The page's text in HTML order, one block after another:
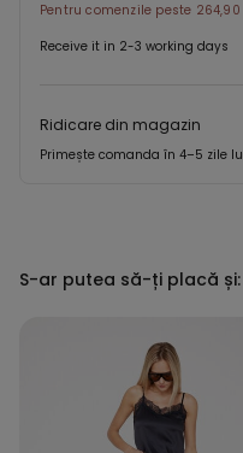
Pentru comenzile peste 264,90
Receive it in 2-3 working days
Ridicare din magazin
Primește comanda în 4–5 zile
S-ar putea să-ți placă și: